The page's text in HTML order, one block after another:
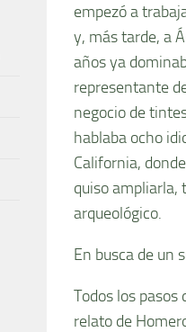
empezó a
y, más tarde, a
años ya
representante
negocio de
hablaba ocho
California,
quiso ampliarla,
arqueológico.
En busca de un
Todos los
relato de